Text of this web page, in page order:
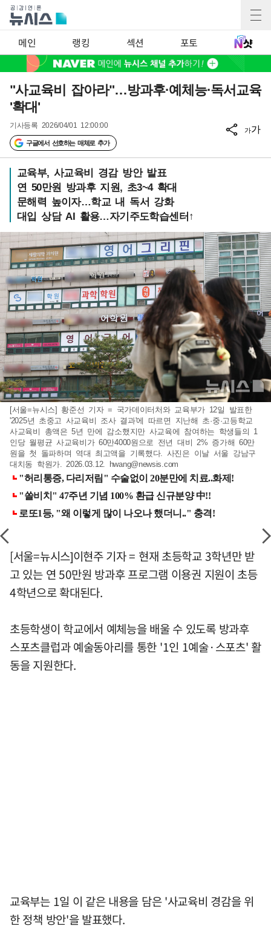
메인 랭킹 섹션 포토
"사교육비 잡아라"…방과후·예체능·독서교육
'확대'
기사등록 2026/04/01 12:00:00
구글에서 선호하는 매체로 추가
가가
교육부, 사교육비 경감 방안 발표
연 50만원 방과후 지원, 초3~4 확대
문해력 높이자…학교 내 독서 강화
대입 상담 AI 활용…자기주도학습센터↑
[서울=뉴시스] 황준선 기자 = 국가데이터처와 교육부가 12일 발표한
'2025년 초중고 사교육비 조사 결과'에 따르면 지난해 초·중·고등학교
사교육비 총액은 5년 만에 감소했지만 사교육에 참여하는 학생들의 1
인당 월평균 사교육비가 60만4000원으로 전년 대비 2% 증가해 60만
원을 첫 돌파하며 역대 최고액을 기록했다. 사진은 이날 서울 강남구
대치동 학원가. 2026.03.12.
hwang@newsis.com
[서울=뉴시스]이현주 기자 = 현재 초등학교 3학년만 받
고 있는 연 50만원 방과후 프로그램 이용권 지원이 초등
4학년으로 확대된다.
초등학생이 학교에서 예체능을 배울 수 있도록 방과후
스포츠클럽과 예술동아리를 통한 '1인 1예술·스포츠' 활
동을 지원한다.
교육부는 1일 이 같은 내용을 담은 '사교육비 경감을 위
한 정책 방안'을 발표했다.